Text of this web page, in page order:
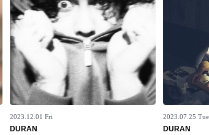
2023.12.01 Fri
DURAN
2023.07.25 Tue
DURAN